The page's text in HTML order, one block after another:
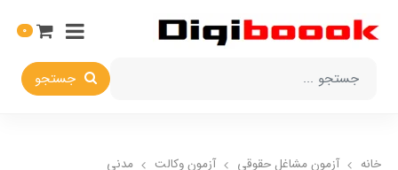
جستجو
0
خانه آزمون مشاغل حقوقی آزمون وکالت
مدنی